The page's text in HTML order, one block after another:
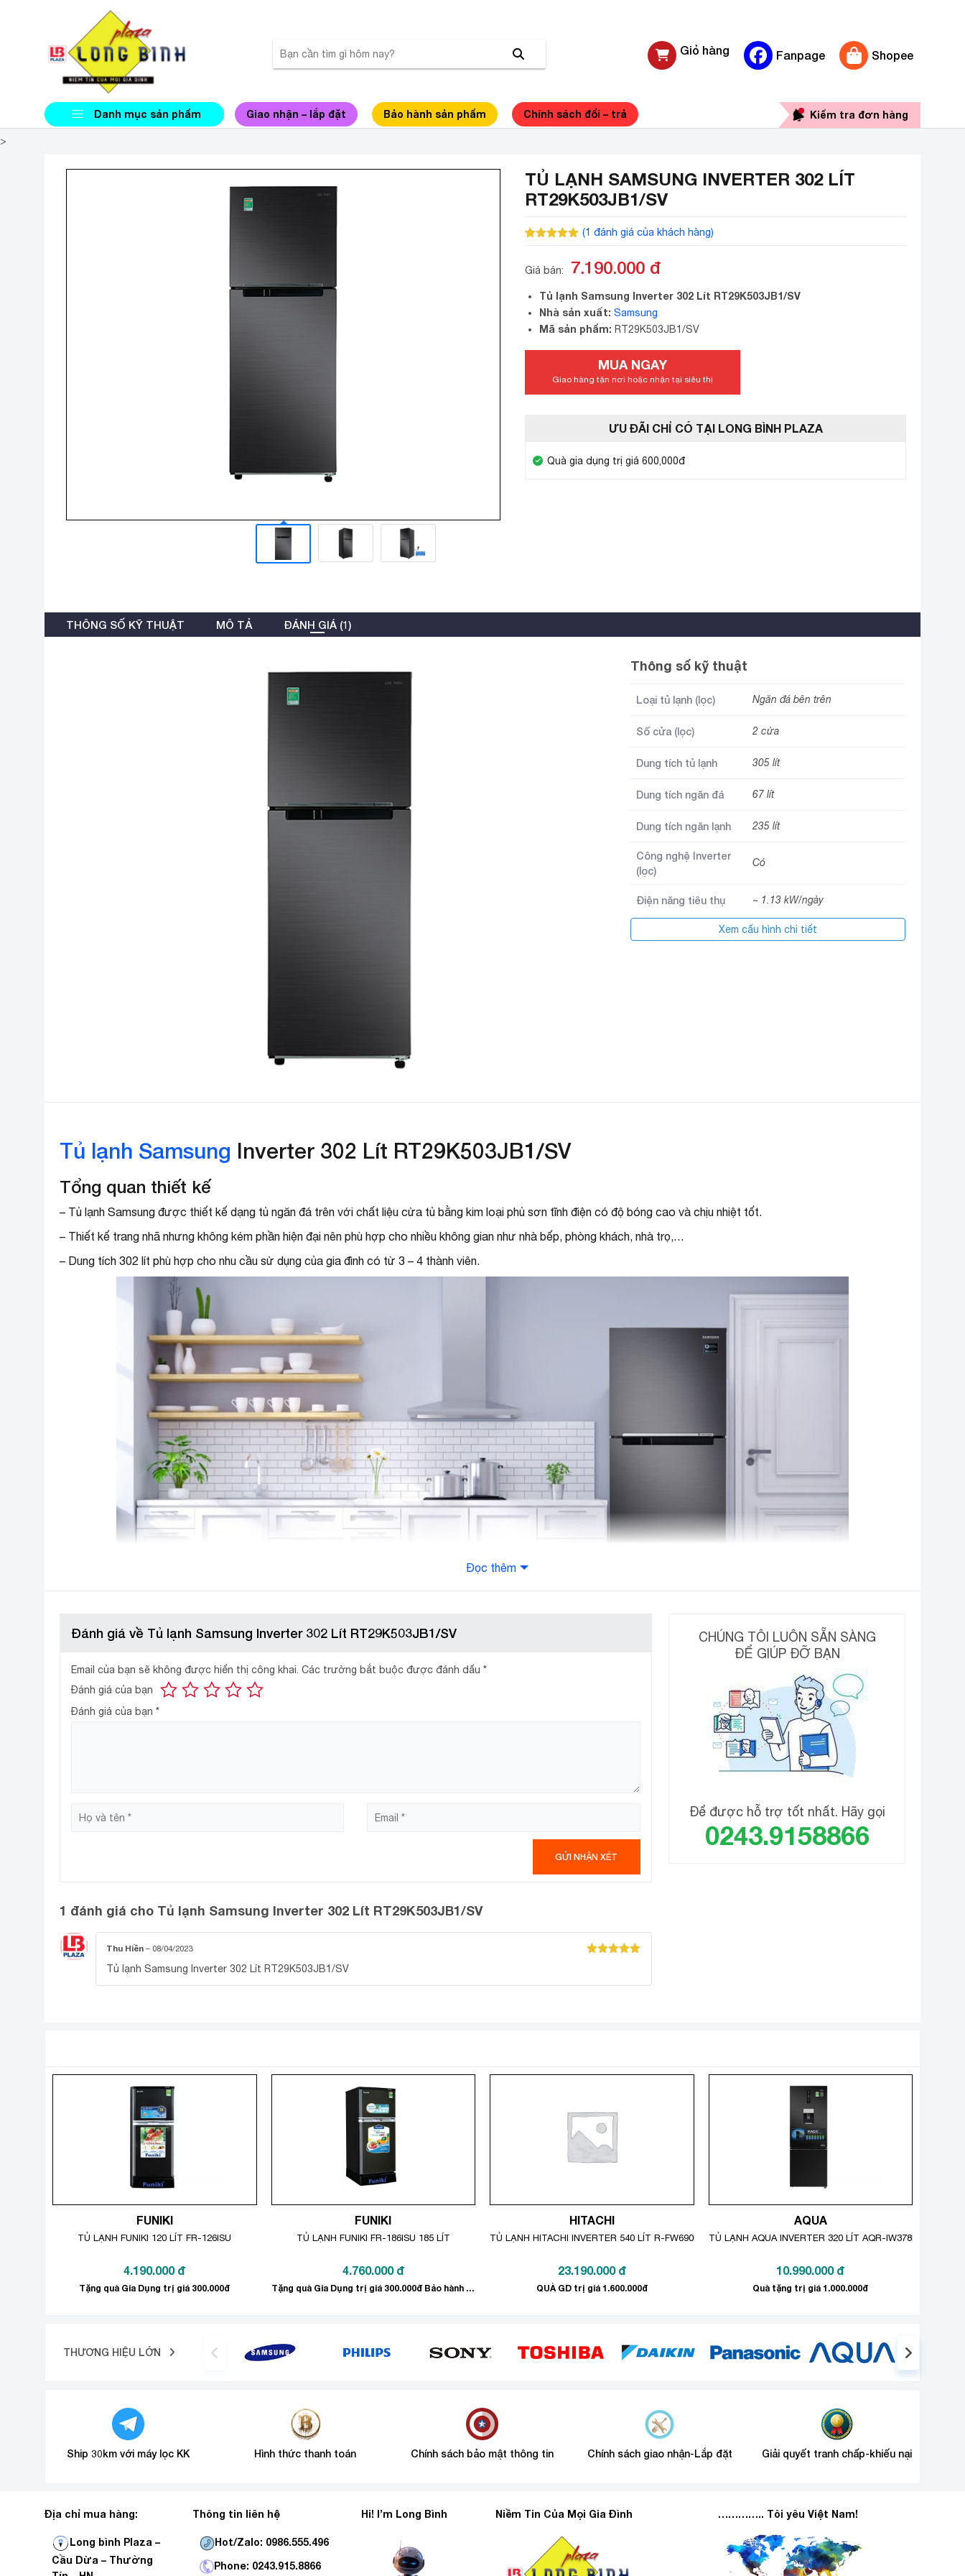
Giỏ hàng Fanpage Shopee
Danh mục sản phẩm Giao nhận – lắp đặt Bảo hành sản phẩm Chính sách đổi – trả Kiểm tra đơn hàng
>
TỦ LẠNH SAMSUNG INVERTER 302 LÍT
RT29K503JB1/SV
đánh giá
(1 đánh giá của khách hàng)
Giá bán: 7.190.000 đ
Tủ lạnh Samsung Inverter 302 Lít RT29K503JB1/SV
Nhà sản xuất: Samsung
Mã sản phẩm: RT29K503JB1/SV
MUA NGAY
Giao hàng tận nơi hoặc nhận tại siêu thị
ƯU ĐÃI CHỈ CÓ TẠI LONG BÌNH PLAZA
Quà gia dụng trị giá 600,000đ
THÔNG SỐ KỸ THUẬT MÔ TẢ ĐÁNH GIÁ (1)
Thông số kỹ thuật
Loại tủ lạnh (lọc) Ngăn đá bên trên
Số cửa (lọc) 2 cửa
Dung tích tủ lạnh 305 lít
Dung tích ngăn đá 67 lít
Dung tích ngăn lạnh 235 lít
Công nghệ Inverter
(lọc)
Có
Điện năng tiêu thụ ~ 1.13 kW/ngày
Công nghệ All-around Cooling
Sâu 63.8 cm – Nặng 50.5 kg
Nơi sản xuất
Năm ra mắt 2022
Xem cấu hình chi tiết
Tủ lạnh Samsung Inverter 302 Lít RT29K503JB1/SV
Tổng quan thiết kế
– Tủ lạnh Samsung được thiết kế dạng tủ ngăn đá trên với chất liệu cửa tủ bằng kim loại phủ sơn tĩnh điện có độ bóng cao và chịu nhiệt tốt.
– Thiết kế trang nhã nhưng không kém phần hiện đại nên phù hợp cho nhiều không gian như nhà bếp, phòng khách, nhà trọ,…
– Dung tích 302 lít phù hợp cho nhu cầu sử dụng của gia đình có từ 3 – 4 thành viên.
Ngăn lạnh
– Ngăn rau củ lớn giữ ẩm Big Box có dung tích lớn và thiết kế dạng ngăn kéo giúp tối ưu nhiệt độ của rau củ, bảo quản chúng tươi ngon lâu hơn.
Ngăn đá
Sử dụng công nghệ Digital Inverter giúptủ lạnh invertervận hành êm ái, kiểm soát nhiệt độ tối ưu nhờ đó tiết kiệm điện năng trong quá trình sử dụng.
Đọc thêm
Đánh giá về Tủ lạnh Samsung Inverter 302 Lít RT29K503JB1/SV
Email của bạn sẽ không được hiển thị công khai. Các trường bắt buộc được đánh dấu *
Đánh giá của bạn
Đánh giá của bạn *
1 đánh giá cho Tủ lạnh Samsung Inverter 302 Lít RT29K503JB1/SV
Thu Hiền – 08/04/2023
Tủ lạnh Samsung Inverter 302 Lít RT29K503JB1/SV
CHÚNG TÔI LUÔN SẴN SÀNG
ĐỂ GIÚP ĐỠ BẠN
Để được hỗ trợ tốt nhất. Hãy gọi
0243.9158866
FUNIKI
TỦ LẠNH FUNIKI 120 LÍT FR-126ISU
4.190.000 đ
Tặng quà Gia Dụng trị giá 300.000đ
FUNIKI
TỦ LẠNH FUNIKI FR-186ISU 185 LÍT
4.760.000 đ
Tặng quà Gia Dụng trị giá 300.000đ Bảo hành sản phẩm 2 năm
HITACHI
TỦ LẠNH HITACHI INVERTER 540 LÍT R-FW690PGV7X(GBK)
23.190.000 đ
QUÀ GD trị giá 1.600.000đ
AQUA
TỦ LẠNH AQUA INVERTER 320 LÍT AQR-IW378EB(BS)
10.990.000 đ
Quà tặng trị giá 1.000.000đ
THƯƠNG HIỆU LỚN
Ship 30km với máy lọc KK Hình thức thanh toán Chính sách bảo mật thông tin Chính sách giao nhận-Lắp đặt Giải quyết tranh chấp-khiếu nại
Địa chỉ mua hàng:
Long bình Plaza –
Cầu Dừa – Thường
Thông tin liên hệ
Hot/Zalo: 0986.555.496
Phone: 0243.915.8866
Hi! I’m Long Bình Niềm Tin Của Mọi Gia Đình ………….. Tôi yêu Việt Nam!